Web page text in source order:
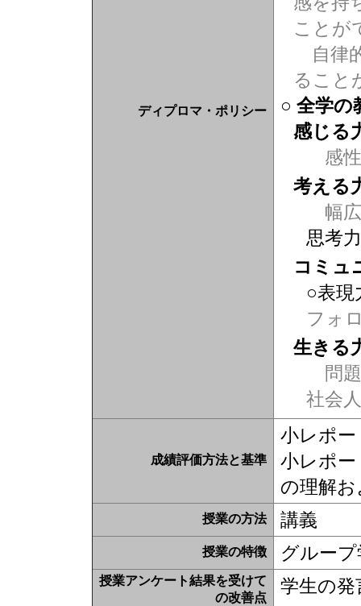
ディプロマ・ポリシー
ことが
自律
ること
○ 全学の
感じる
感性
考える
幅
思考力
コミュ
○表現
フォ
生きる
問題
社会
成績評価方法と基準
小レポー
小レポ
の理解
授業の方法 講義
授業の特徴 グルー
授業アンケート結果を受けて
の改善点
学生の発